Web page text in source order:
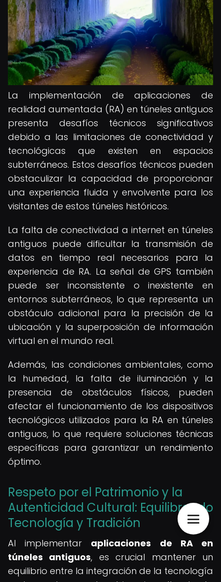
La implementación de aplicaciones de
realidad aumentada (RA) en túneles antiguos
presenta desafíos técnicos significativos
debido a las limitaciones de conectividad y
tecnológicas que existen en espacios
subterráneos. Estos desafíos técnicos pueden
obstaculizar la capacidad de proporcionar
una experiencia fluida y envolvente para los
visitantes de estos túneles históricos.
La falta de conectividad a internet en túneles
antiguos puede dificultar la transmisión de
datos en tiempo real necesarios para la
experiencia de RA. La señal de GPS también
puede ser inconsistente o inexistente en
entornos subterráneos, lo que representa un
obstáculo adicional para la precisión de la
ubicación y la superposición de información
virtual en el mundo real.
Además, las condiciones ambientales, como
la humedad, la falta de iluminación y la
presencia de obstáculos físicos, pueden
afectar el funcionamiento de los dispositivos
tecnológicos utilizados para la RA en túneles
antiguos, lo que requiere soluciones técnicas
específicas para garantizar un rendimiento
óptimo.
Respeto por el Patrimonio y la
Autenticidad Cultural: Equilibrando
Tecnología y Tradición
Al implementar aplicaciones de RA en
túneles antiguos, es crucial mantener un
equilibrio entre la integración de la tecnología